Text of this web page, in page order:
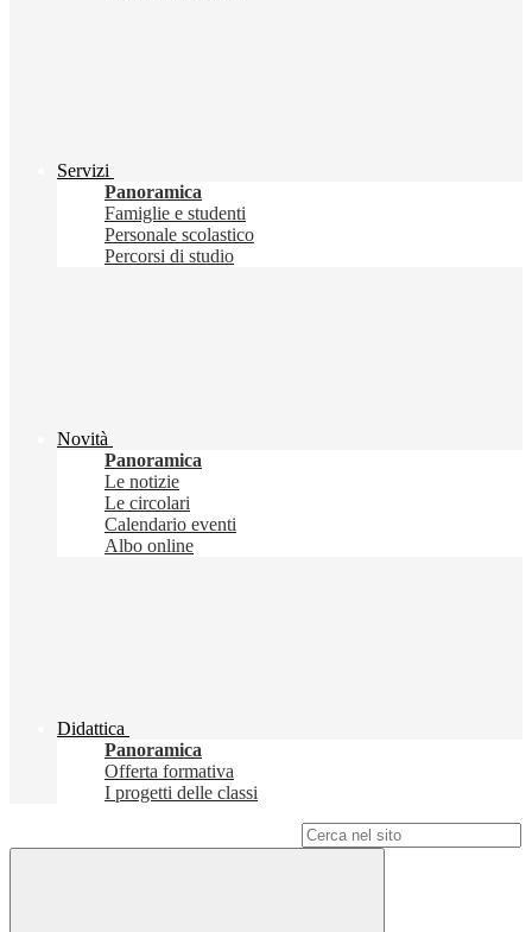
Servizi
Panoramica
Famiglie e studenti
Personale scolastico
Percorsi di studio
Novità
Panoramica
Le notizie
Le circolari
Calendario eventi
Albo online
Didattica
Panoramica
Offerta formativa
I progetti delle classi